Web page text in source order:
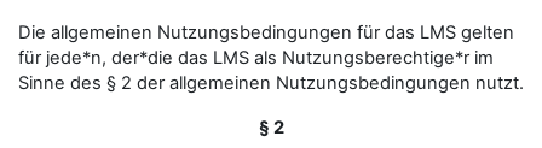
Die allgemeinen Nutzungsbedingungen für das LMS gelten
für jede*n, der*die das LMS als Nutzungsberechtige*r im
Sinne des § 2 der allgemeinen Nutzungsbedingungen nutzt.
§ 2